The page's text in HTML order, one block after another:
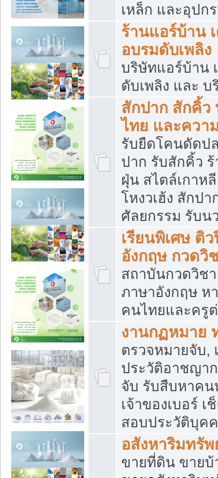
เหล็ก และอุปก
ร้านแอร์บ้าน
อบรมดับเพลิง
บริษัทแอร์บ้าน
ดับเพลิง และ
สักปาก สักคิ้
ไทย และควา
รับยืดโคนดัดป
ปาก รับสักคิ้ว
ฝุ่น สไตล์เกาห
โหงวเฮ้ง สักป
ศัลยกรรม รับน
เรียนพิเศษ ติ
อังกฤษ กวดวิ
สถาบันกวดวิช
ภาษาอังกฤษ ห
คนไทยและครู
งานกฏหมาย
ตรวจหมายจับ,
ประวัติอาชญา
จับ รับสืบหาคน
เจ้าของเบอร์
สอบประวัติบุค
อสังหาริมทรัพ
ขายที่ดิน ขายบ้